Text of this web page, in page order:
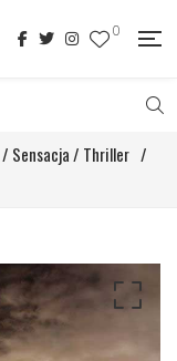
0
/ Sensacja / Thriller /